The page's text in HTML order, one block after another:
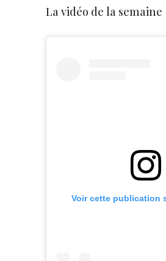
La vidéo de la semaine
Voir cette publication